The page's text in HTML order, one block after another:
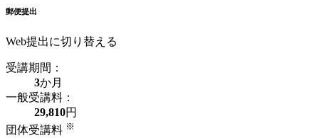
郵便提出
Web提出に切り替える
受講期間：
3か月
一般受講料：
29,810円
団体受講料 ※